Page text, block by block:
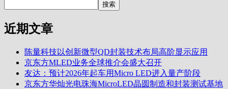
搜索
近期文章
陈量科技以创新微型QD封装技术布局高阶显示应用
京东方MLED业务全球推介会盛大召开
友达：预计2026年起车用Micro LED进入量产阶段
京东方华灿光电珠海MicroLED晶圆制造和封装测试基地